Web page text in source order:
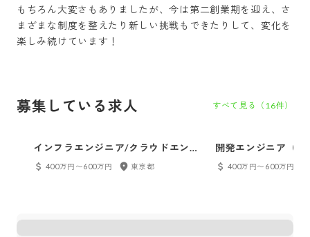
もちろん大変さもありましたが、今は第二創業期を迎え、さ
まざまな制度を整えたり新しい挑戦もできたりして、変化を
楽しみ続けています！
募集している求人 すべて見る（ 16件）
インフラエンジニア/クラウドエンジ
ニア400万円〜600万円 東京都
開発エンジニア（東
400万円〜600万円